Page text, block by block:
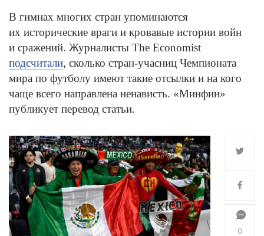
В гимнах многих стран упоминаются
их исторические враги и кровавые истории войн
и сражений. Журналисты The Economist
подсчитали, сколько стран-учасниц Чемпионата
мира по футболу имеют такие отсылки и на кого
чаще всего направлена ненависть. «Минфин»
публикует перевод статьи.
0